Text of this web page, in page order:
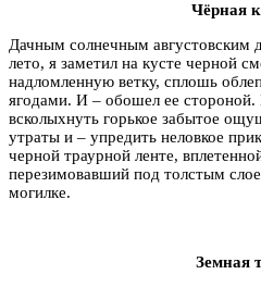
Чёрная
Дачным солнечным августовским
лето, я заметил на кусте черной
надломленную ветку, сплошь
ягодами. И – обошел ее стороной.
всколыхнуть горькое забытое
утраты и – упредить неловкое
черной траурной ленте,
перезимовавший под толстым
могилке.
Земная